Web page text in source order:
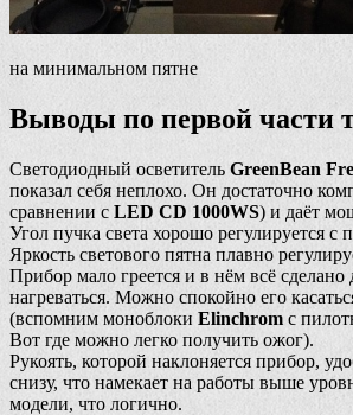
на минимальном пятне
Выводы по первой части
Светодиодный осветитель GreenBean
показал себя неплохо. Он достаточно
сравнении с LED CD 1000WS) и даёт
Угол пучка света хорошо регулируется с
Яркость светового пятна плавно
Прибор мало греется и в нём всё сделано
нагреваться. Можно спокойно его
(вспомним моноблоки Elinchrom с
Вот где можно легко получить ожог).
Рукоять, которой наклоняется прибор,
снизу, что намекает на работы выше
модели, что логично.